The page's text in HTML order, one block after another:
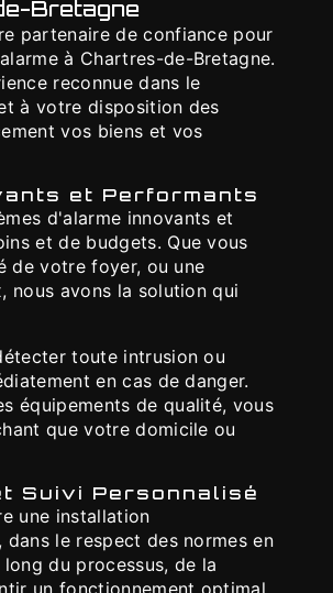
Bretagne
partenaire de confiance pour
à Chartres-de-Bretagne.
reconnue dans le
à votre disposition des
vos biens et vos
et Performants
d'alarme innovants et
et de budgets. Que vous
de votre foyer, ou une
nous avons la solution qui
toute intrusion ou
en cas de danger.
équipements de qualité, vous
que votre domicile ou
Suivi Personnalisé
une installation
le respect des normes en
du processus, de la
un fonctionnement optimal